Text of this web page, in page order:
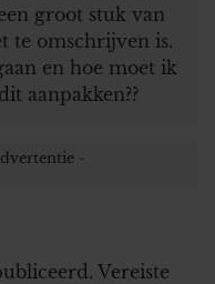
groot stuk van
te omschrijven is.
en hoe moet ik
aanpakken??
Vereiste